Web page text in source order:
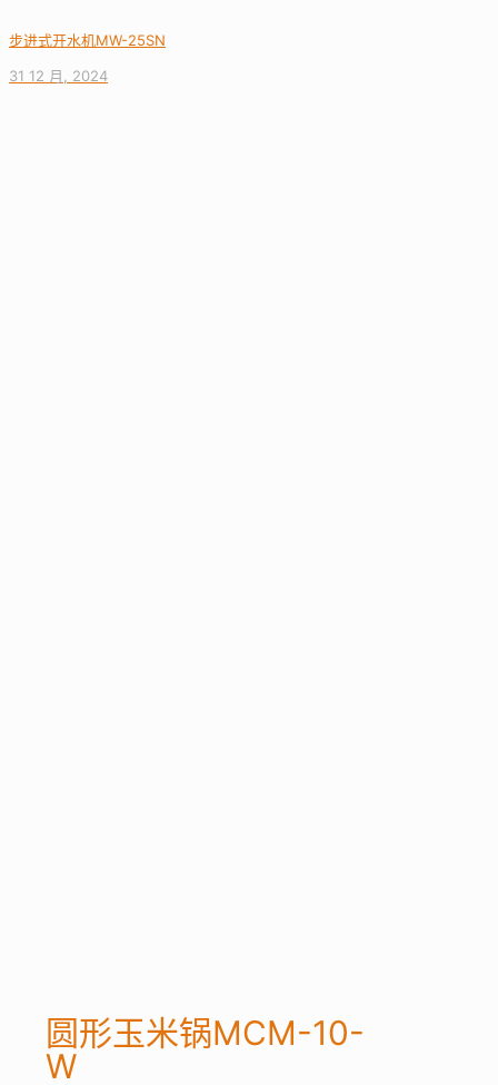
步进式开水机MW-25SN
31 12 月, 2024
圆形玉米锅MCM-10-
W